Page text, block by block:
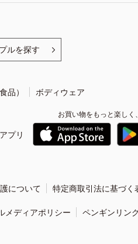
ルを探す
品） ボディウェア
プリ
お買い物をもっと楽しく
について 特定商取引法に基づく
メディアポリシー ペンギンリン